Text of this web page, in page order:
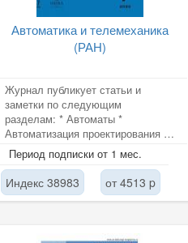
Автоматика и телемеханика
(РАН)
Журнал публикует статьи и
заметки по следующим
разделам: * Автоматы *
Автоматизация проектирования и
программирования *
Автоматизированные системы...
Период подписки от 1 мес.
Индекс 38983 от 4513 p